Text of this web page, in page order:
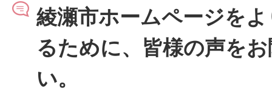
綾瀬市ホームページを
るために、皆様の声を
い。